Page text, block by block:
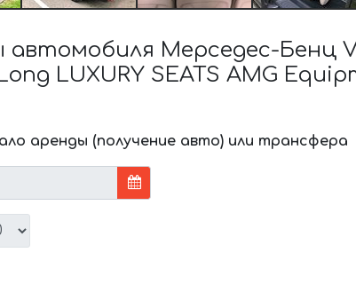
Мерседес-Бенц
LUXURY SEATS AMG
аренды (получение авто) или трансфера